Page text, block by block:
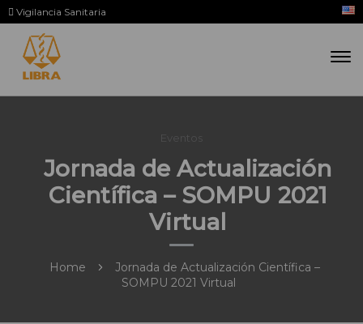
Vigilancia Sanitaria
Eventos
Jornada de Actualización
Científica – SOMPU 2021
Virtual
Home
Jornada de Actualización Científica –
SOMPU 2021 Virtual